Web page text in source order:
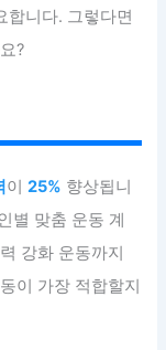
합니다. 그렇다면
?
이25% 향상됩니
별 맞춤 운동 계
강화 운동까지
이 가장 적합할지